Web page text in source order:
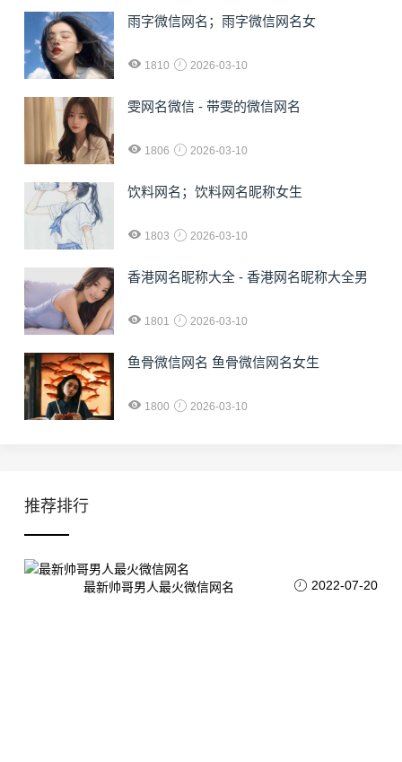
雨字微信网名；雨字微信网名女
1810 2026-03-10
雯网名微信 - 带雯的微信网名
1806 2026-03-10
饮料网名；饮料网名昵称女生
1803 2026-03-10
香港网名昵称大全 - 香港网名昵称大全男
1801 2026-03-10
鱼骨微信网名 鱼骨微信网名女生
1800 2026-03-10
推荐排行
最新帅哥男人最火微信网名 2022-07-20